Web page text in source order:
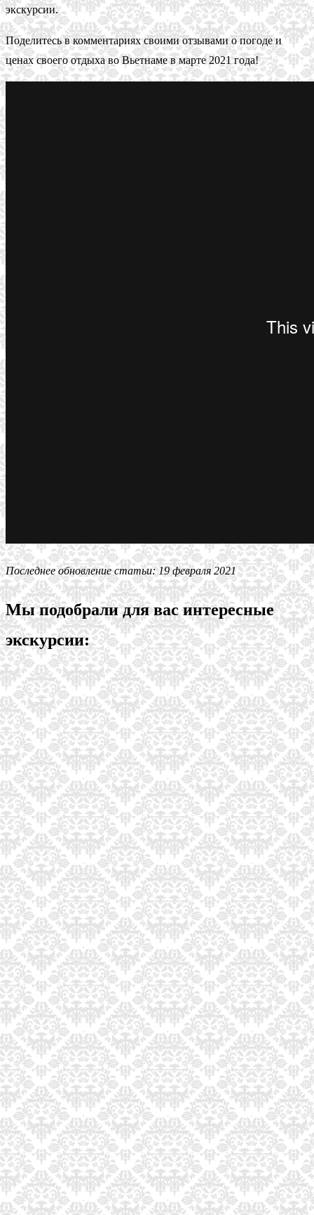
экскурсии.
Поделитесь в комментариях своими отзывами о погоде и
ценах своего отдыха во Вьетнаме в марте 2021 года!
Последнее обновление статьи: 19 февраля 2021
Мы подобрали для вас интересные
экскурсии: